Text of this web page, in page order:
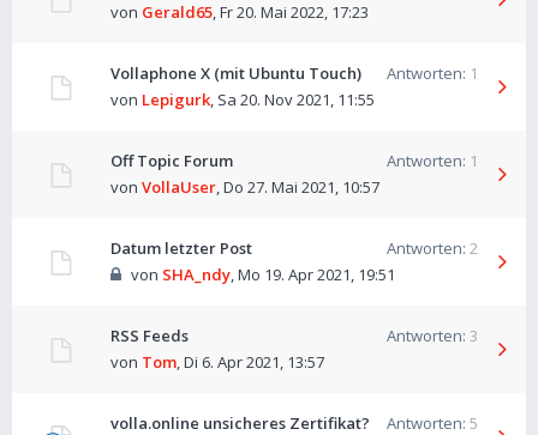
von Gerald65,Fr 20. Mai 2022, 17:23
Vollaphone X (mit Ubuntu Touch) Antworten: 1
von Lepigurk, Sa 20. Nov 2021, 11:55
Off Topic Forum Antworten: 1
von VollaUser,Do 27. Mai 2021, 10:57
Datum letzter Post Antworten: 2
von SHA_ndy,Mo 19. Apr 2021, 19:51
RSS Feeds Antworten: 3
von Tom,Di 6. Apr 2021, 13:57
volla.online unsicheres Zertifikat? Antworten: 5